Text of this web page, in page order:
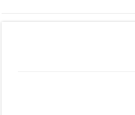
عليه وآله) فكلّ
الأوطان
بل الإنصهار الوطني والدولة